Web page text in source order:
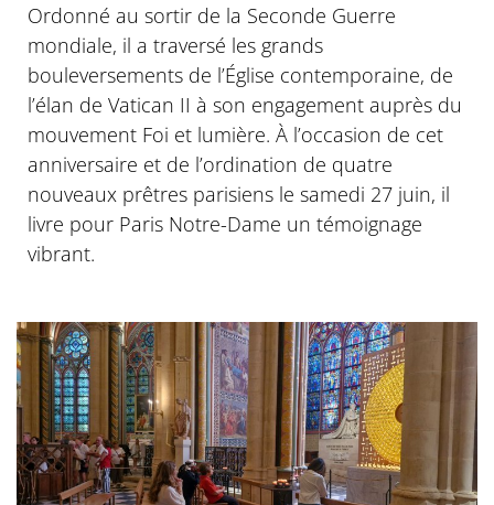
Ordonné au sortir de la Seconde Guerre
mondiale, il a traversé les grands
bouleversements de l’Église contemporaine, de
l’élan de Vatican II à son engagement auprès du
mouvement Foi et lumière. À l’occasion de cet
anniversaire et de l’ordination de quatre
nouveaux prêtres parisiens le samedi 27 juin, il
livre pour Paris Notre-Dame un témoignage
vibrant.